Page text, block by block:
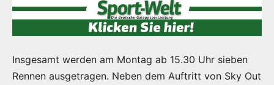
Insgesamt werden am Montag ab 15.30 Uhr sieben
Rennen ausgetragen. Neben dem Auftritt von Sky Out